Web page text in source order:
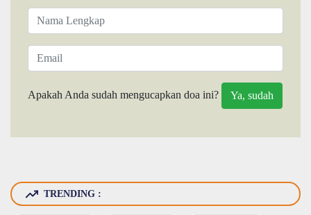
Apakah Anda sudah mengucapkan doa ini?
TRENDING :